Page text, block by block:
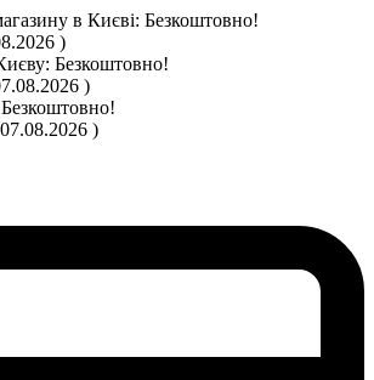
в Києві: Безкоштовно!
)
Безкоштовно!
)
Безкоштовно!
)